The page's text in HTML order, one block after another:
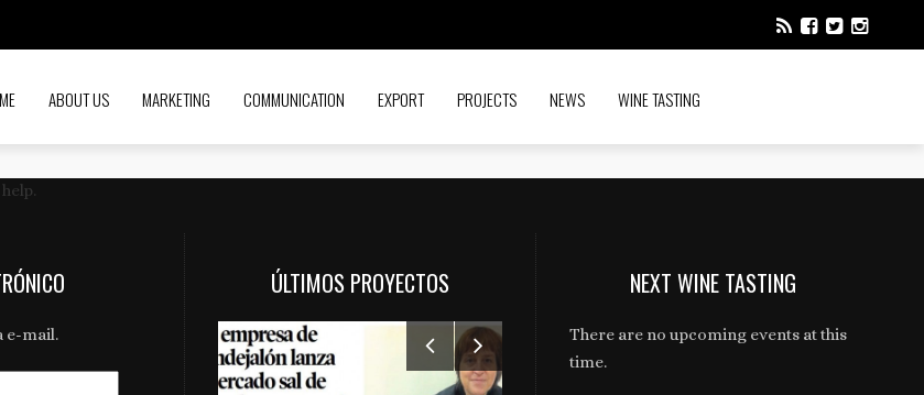
ABOUT US MARKETING COMMUNICATION EXPORT PROJECTS NEWS WINE TASTING
e-mail.
ÚLTIMOS PROYECTOS NEXT WINE TASTING
There are no upcoming events at this
time.